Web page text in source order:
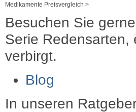
Medikamente Preisvergleich >
Besuchen Sie
Serie Redensarten,
verbirgt.
Blog
In unseren